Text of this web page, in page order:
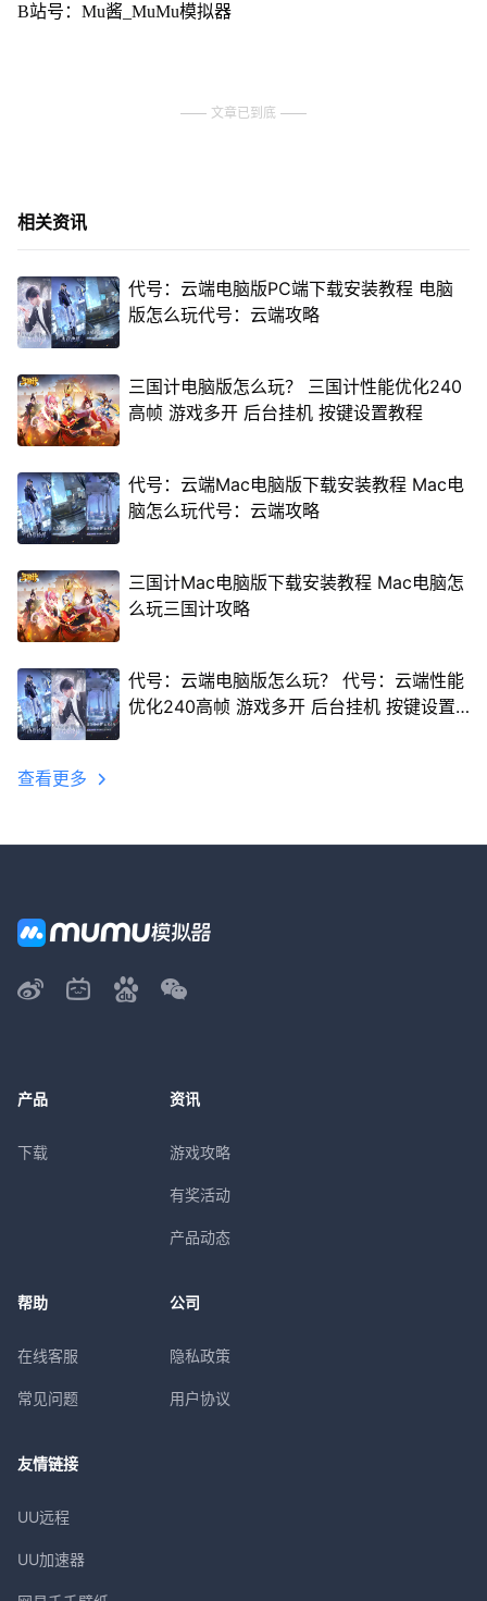
B站号：Mu酱_MuMu模拟器
文章已到底
相关资讯
代号：云端电脑版PC端下载安装教程 电脑
版怎么玩代号：云端攻略
三国计电脑版怎么玩？ 三国计性能优化240
高帧 游戏多开 后台挂机 按键设置教程
代号：云端Mac电脑版下载安装教程 Mac电
脑怎么玩代号：云端攻略
三国计Mac电脑版下载安装教程 Mac电脑怎
么玩三国计攻略
代号：云端电脑版怎么玩？ 代号：云端性能
优化240高帧 游戏多开 后台挂机 按键设置
查看更多
产品
下载
资讯
游戏攻略
有奖活动
产品动态
帮助
在线客服
常见问题
公司
隐私政策
用户协议
友情链接
UU远程
UU加速器